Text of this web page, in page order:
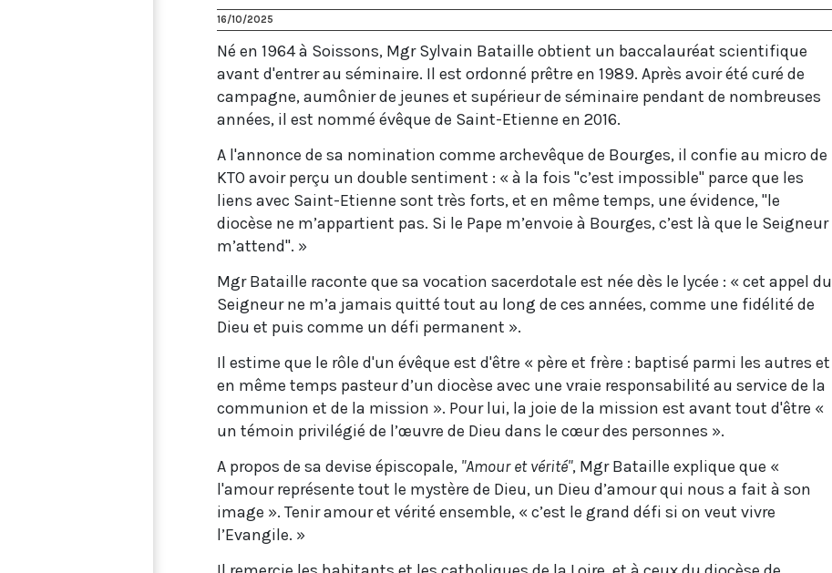
16/10/2025
Né en 1964 à Soissons, Mgr Sylvain Bataille obtient un baccalauréat scientifique
avant d'entrer au séminaire. Il est ordonné prêtre en 1989. Après avoir été curé de
campagne, aumônier de jeunes et supérieur de séminaire pendant de nombreuses
années, il est nommé évêque de Saint-Etienne en 2016.
A l'annonce de sa nomination comme archevêque de Bourges, il confie au micro de
KTO avoir perçu un double sentiment : « à la fois "c’est impossible" parce que les
liens avec Saint-Etienne sont très forts, et en même temps, une évidence, "le
diocèse ne m’appartient pas. Si le Pape m’envoie à Bourges, c’est là que le Seigneur
m’attend". »
Mgr Bataille raconte que sa vocation sacerdotale est née dès le lycée : « cet appel du
Seigneur ne m’a jamais quitté tout au long de ces années, comme une fidélité de
Dieu et puis comme un défi permanent ».
Il estime que le rôle d'un évêque est d'être « père et frère : baptisé parmi les autres et
en même temps pasteur d’un diocèse avec une vraie responsabilité au service de la
communion et de la mission ». Pour lui, la joie de la mission est avant tout d'être «
un témoin privilégié de l’œuvre de Dieu dans le cœur des personnes ».
A propos de sa devise épiscopale, "Amour et vérité", Mgr Bataille explique que «
l'amour représente tout le mystère de Dieu, un Dieu d’amour qui nous a fait à son
image ». Tenir amour et vérité ensemble, « c’est le grand défi si on veut vivre
l’Evangile. »